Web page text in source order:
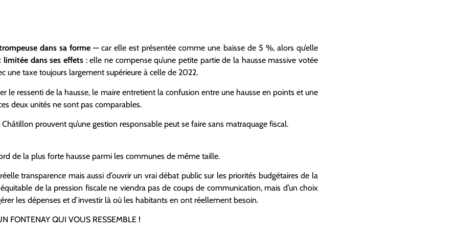
dans sa forme— car elle est présentée comme une baisse de 5 %, alors qu’elle
limitée dans ses effets : elle ne compense qu’une petite partie de la hausse massive votée
une taxe toujours largement supérieure à celle de 2022.
le ressenti de la hausse, le maire entretient la confusion entre une hausse en points et une
deux unités ne sont pas comparables.
prouvent qu’une gestion responsable peut se faire sans matraquage fiscal.
de la plus forte hausse parmi les communes de même taille.
transparence mais aussi d’ouvrir un vrai débat public sur les priorités budgétaires de la
de la pression fiscale ne viendra pas de coups de communication, mais d’un choix
les dépenses et d’investir là où les habitants en ont réellement besoin.
FONTENAY QUI VOUS RESSEMBLE !